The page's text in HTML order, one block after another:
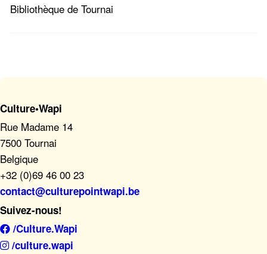
Bibliothèque de Tournai
Culture•Wapi
Rue Madame 14
7500 Tournai
Belgique
+32 (0)69 46 00 23
contact@culturepointwapi.be
Suivez-nous!
/Culture.Wapi
/culture.wapi